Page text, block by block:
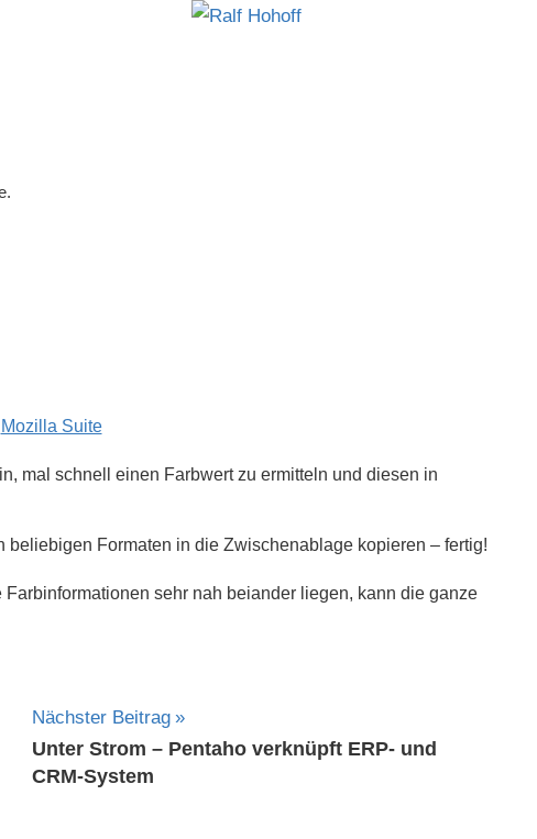
Mozilla Suite
mal schnell einen Farbwert zu ermitteln und diesen in
Formaten in die Zwischenablage kopieren – fertig!
sehr nah beiander liegen, kann die ganze
Nächster Beitrag
Unter Strom – Pentaho verknüpft ERP- und
CRM-System